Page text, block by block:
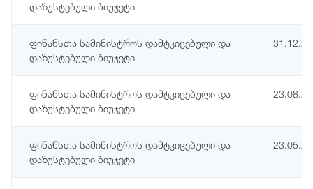
დაზუსტებული ბიუჯეტი
ფინანსთა სამინისტროს დამტკიცებული და
დაზუსტებული ბიუჯეტი
ფინანსთა სამინისტროს დამტკიცებული და
დაზუსტებული ბიუჯეტი
ფინანსთა სამინისტროს დამტკიცებული და
დაზუსტებული ბიუჯეტი